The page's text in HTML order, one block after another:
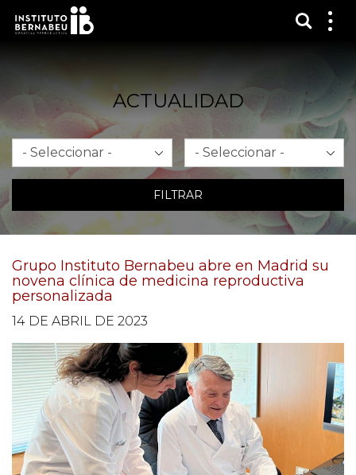
ACTUALIDAD
Mes Año
FILTRAR
Grupo Instituto Bernabeu abre en Madrid su
novena clínica de medicina reproductiva
personalizada
14 DE ABRIL DE 2023